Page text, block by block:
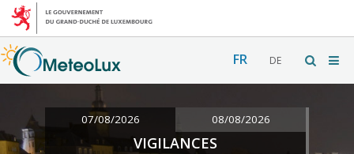
FR DE
07/08/2026 08/08/2026
VIGILANCES